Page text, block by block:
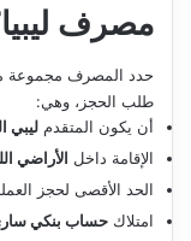
مصرف
حدد المصرف مجموعة
طلب الحجز، وهي:
أن يكون المتقدم ليبي
الإقامة داخل الأراضي
الحد الأقصى لحجز
امتلاك حساب بنكي